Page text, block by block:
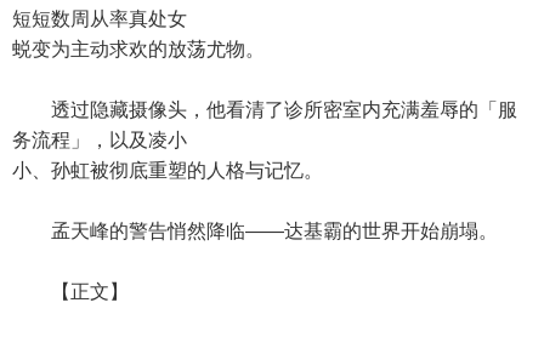
短短数周从率真处女
蜕变为主动求欢的放荡尤物。
透过隐藏摄像头，他看清了诊所密室内充满羞辱的「服
务流程」，以及凌小
小、孙虹被彻底重塑的人格与记忆。
孟天峰的警告悄然降临——达基霸的世界开始崩塌。
【正文】